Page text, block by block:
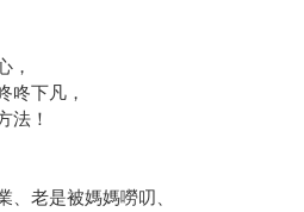
，
咚下凡，
法！
、老是被媽媽嘮叨、